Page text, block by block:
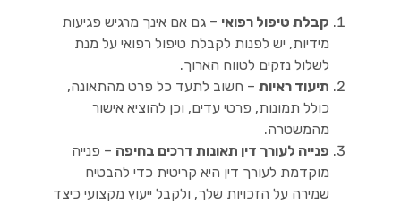
קבלת טיפול רפואי – גם אם אינך מרגיש פגיעות
מידיות, יש לפנות לקבלת טיפול רפואי על מנת
לשלול נזקים לטווח הארוך.
תיעוד ראיות – חשוב לתעד כל פרט מהתאונה,
כולל תמונות, פרטי עדים, וכן להוציא אישור
מהמשטרה.
פנייה לעורך דין תאונות דרכים בחיפה – פנייה
מוקדמת לעורך דין היא קריטית כדי להבטיח
שמירה על הזכויות שלך, ולקבל ייעוץ מקצועי כיצד